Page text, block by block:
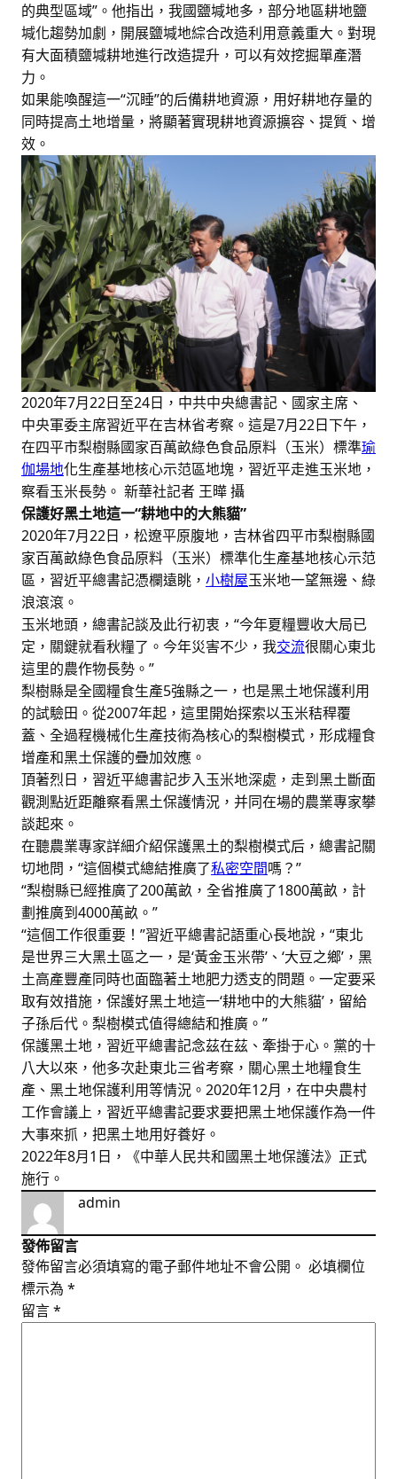
的典型區域”。他指出，我國鹽堿地多，部分地區耕地鹽
堿化趨勢加劇，開展鹽堿地綜合改造利用意義重大。對現
有大面積鹽堿耕地進行改造提升，可以有效挖掘單產潛
力。
如果能喚醒這一“沉睡”的后備耕地資源，用好耕地存量的
同時提高土地增量，將顯著實現耕地資源擴容、提質、增
效。
2020年7月22日至24日，中共中央總書記、國家主席、
中央軍委主席習近平在吉林省考察。這是7月22日下午，
在四平市梨樹縣國家百萬畝綠色食品原料（玉米）標準瑜
伽場地化生產基地核心示范區地塊，習近平走進玉米地，
察看玉米長勢。 新華社記者 王曄 攝
保護好黑土地這一“耕地中的大熊貓”
2020年7月22日，松遼平原腹地，吉林省四平市梨樹縣國
家百萬畝綠色食品原料（玉米）標準化生產基地核心示范
區，習近平總書記憑欄遠眺， 小樹屋玉米地一望無邊、綠
浪滾滾。
玉米地頭，總書記談及此行初衷，“今年夏糧豐收大局已
定，關鍵就看秋糧了。今年災害不少，我交流很關心東北
這里的農作物長勢。”
梨樹縣是全國糧食生產5強縣之一，也是黑土地保護利用
的試驗田。從2007年起，這里開始探索以玉米秸稈覆
蓋、全過程機械化生產技術為核心的梨樹模式，形成糧食
增產和黑土保護的疊加效應。
頂著烈日，習近平總書記步入玉米地深處，走到黑土斷面
觀測點近距離察看黑土保護情況，并同在場的農業專家攀
談起來。
在聽農業專家詳細介紹保護黑土的梨樹模式后，總書記關
切地問，“這個模式總結推廣了私密空間嗎？”
“梨樹縣已經推廣了200萬畝，全省推廣了1800萬畝，計
劃推廣到4000萬畝。”
“這個工作很重要！”習近平總書記語重心長地說，“東北
是世界三大黑土區之一，是‘黃金玉米帶’、‘大豆之鄉’，黑
土高產豐產同時也面臨著土地肥力透支的問題。一定要采
取有效措施，保護好黑土地這一‘耕地中的大熊貓’，留給
子孫后代。梨樹模式值得總結和推廣。”
保護黑土地，習近平總書記念茲在茲、牽掛于心。黨的十
八大以來，他多次赴東北三省考察，關心黑土地糧食生
產、黑土地保護利用等情況。2020年12月，在中央農村
工作會議上，習近平總書記要求要把黑土地保護作為一件
大事來抓，把黑土地用好養好。
2022年8月1日，《中華人民共和國黑土地保護法》正式
施行。
admin
發佈留言
發佈留言必須填寫的電子郵件地址不會公開。 必填欄位
標示為 *
留言*